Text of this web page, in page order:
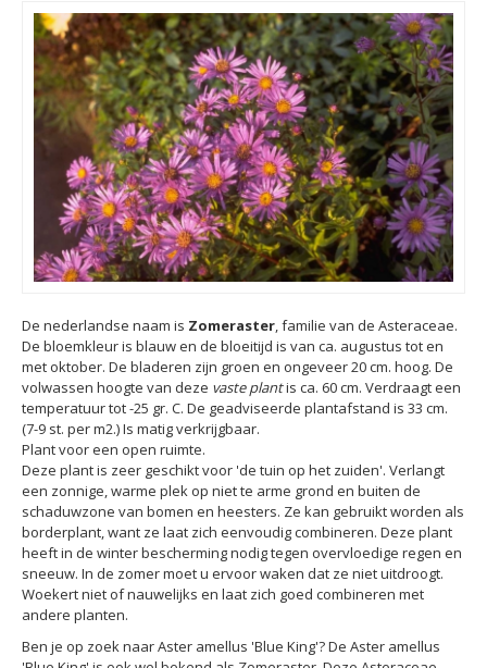
De nederlandse naam is Zomeraster, familie van de Asteraceae.
De bloemkleur is blauw en de bloeitijd is van ca. augustus tot en
met oktober. De bladeren zijn groen en ongeveer 20 cm. hoog. De
volwassen hoogte van deze vaste plantis ca. 60 cm. Verdraagt een
temperatuur tot -25 gr. C. De geadviseerde plantafstand is 33 cm.
(7-9 st. per m2.) Is matig verkrijgbaar.
Plant voor een open ruimte.
Deze plant is zeer geschikt voor 'de tuin op het zuiden'. Verlangt
een zonnige, warme plek op niet te arme grond en buiten de
schaduwzone van bomen en heesters. Ze kan gebruikt worden als
borderplant, want ze laat zich eenvoudig combineren. Deze plant
heeft in de winter bescherming nodig tegen overvloedige regen en
sneeuw. In de zomer moet u ervoor waken dat ze niet uitdroogt.
Woekert niet of nauwelijks en laat zich goed combineren met
andere planten.
Ben je op zoek naar Aster amellus 'Blue King'? De Aster amellus